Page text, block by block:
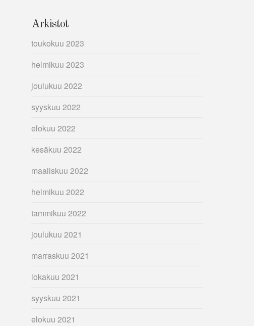
Arkistot
toukokuu 2023
helmikuu 2023
joulukuu 2022
syyskuu 2022
elokuu 2022
kesäkuu 2022
maaliskuu 2022
helmikuu 2022
tammikuu 2022
joulukuu 2021
marraskuu 2021
lokakuu 2021
syyskuu 2021
elokuu 2021